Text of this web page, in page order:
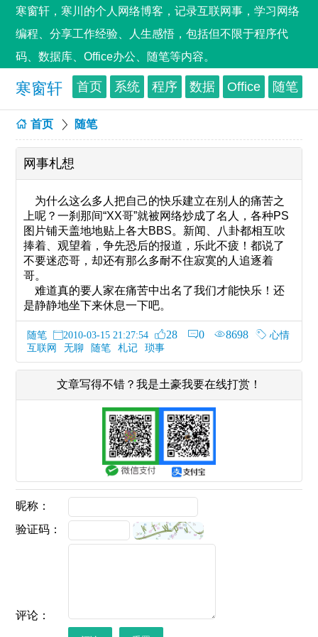
寒窗轩，寒川的个人网络博客，记录互联网事，学习网络
编程、分享工作经验、人生感悟，包括但不限于程序代
码、数据库、Office办公、随笔等内容。
寒窗轩 首页 系统 程序 数据 Office 随笔
首页 随笔
网事札想
为什么这么多人把自己的快乐建立在别人的痛苦之
上呢？一刹那间“XX哥”就被网络炒成了名人，各种PS
图片铺天盖地地贴上各大BBS。新闻、八卦都相互吹
捧着、观望着，争先恐后的报道，乐此不疲！都说了
不要迷恋哥，却还有那么多耐不住寂寞的人追逐着
哥。
难道真的要人家在痛苦中出名了我们才能快乐！还
是静静地坐下来休息一下吧。
随笔 2010-03-15 21:27:54 28 0 8698
心情
互联网
无聊 随笔 札记 琐事
文章写得不错？我是土豪我要在线打赏！
昵称：
验证码：
评论：